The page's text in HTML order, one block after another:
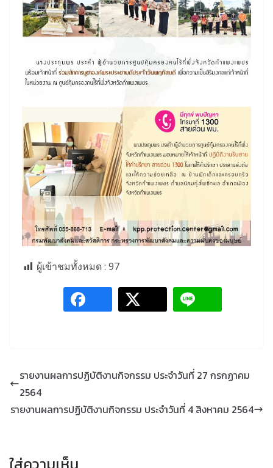
ผู้เข้าชมทั้งหมด : 97
รายงานผลการปฏิบัติงานกิจกรรม ประจำวันที่ 27 กรกฏาคม
2564
รายงานผลการปฏิบัติงานกิจกรรม ประจำวันที่ 4 สิงหาคม 2564